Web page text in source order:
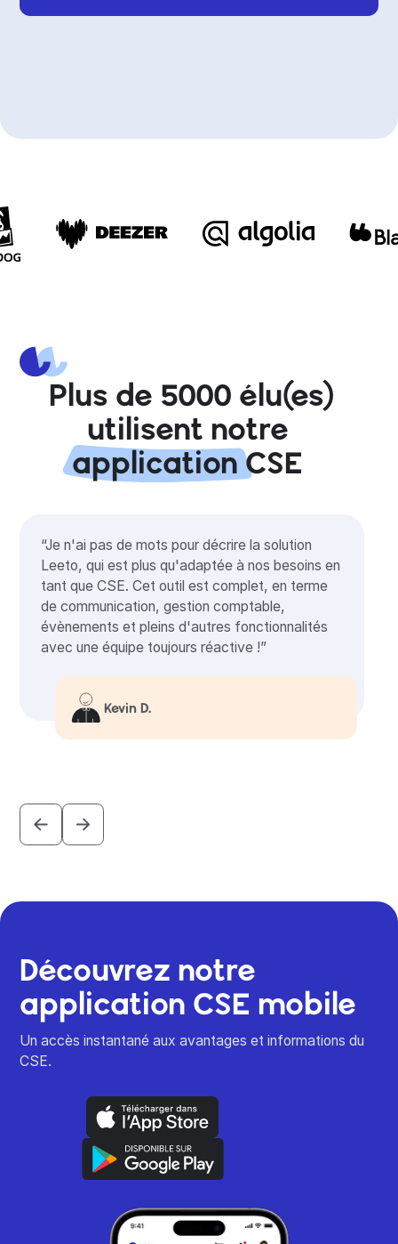
Plus de 5000 élu(es)
utilisent notre
applicationCSE
“Je n'ai pas de mots pour décrire la solution
Leeto, qui est plus qu'adaptée à nos besoins en
tant que CSE. Cet outil est complet, en terme
de communication, gestion comptable,
évènements et pleins d'autres fonctionnalités
avec une équipe toujours réactive !”
Kevin D.
Découvrez notre
application CSE mobile
Un accès instantané aux avantages et informations du
CSE.